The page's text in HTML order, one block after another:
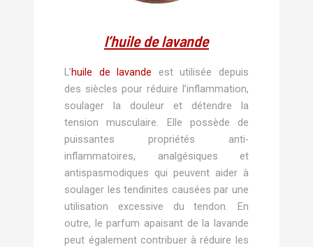
l’huile de lavande
L’huile de lavande est utilisée depuis
des siècles pour réduire l’inflammation,
soulager la douleur et détendre la
tension musculaire. Elle possède de
puissantes propriétés anti-
inflammatoires, analgésiques et
antispasmodiques qui peuvent aider à
soulager les tendinites causées par une
utilisation excessive du tendon. En
outre, le parfum apaisant de la lavande
peut également contribuer à réduire les